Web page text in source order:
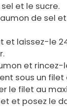
et le sucre.
de sel
et laissez-le
et rincez-
sous un filet
le filet au
et posez le